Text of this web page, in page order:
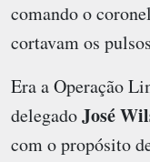
comando o
cortavam os
Era a Operação
delegadoJosé
com o propósito